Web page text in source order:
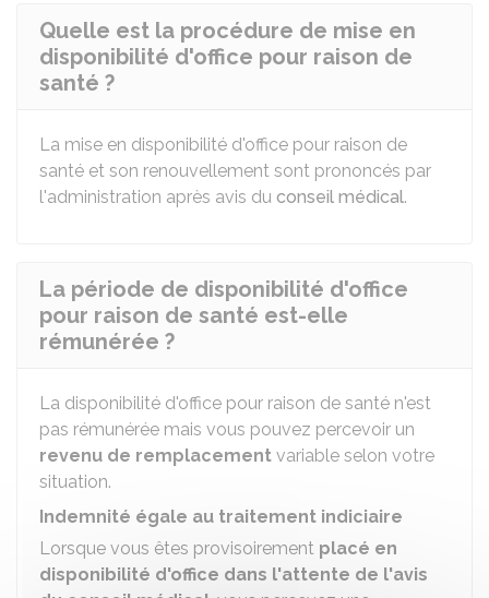
Quelle est la procédure de mise en
disponibilité d'office pour raison de
santé ?
La mise en disponibilité d'office pour raison de
santé et son renouvellement sont prononcés par
l'administration après avis du conseil médical.
La période de disponibilité d'office
pour raison de santé est-elle
rémunérée ?
La disponibilité d'office pour raison de santé n'est
pas rémunérée mais vous pouvez percevoir un
revenu de remplacement variable selon votre
situation.
Indemnité égale au traitement indiciaire
Lorsque vous êtes provisoirement placé en
disponibilité d'office dans l'attente de l'avis